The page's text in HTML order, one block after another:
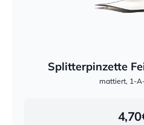
Splitterpinzette
mattiert, 1-
4,70